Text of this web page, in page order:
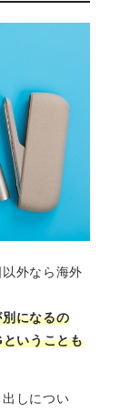
外なら海外
になるの
いうことも
しについ